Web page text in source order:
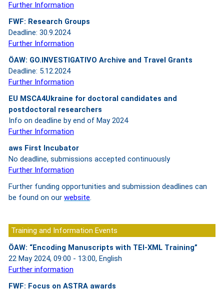
Further Information
FWF: Research Groups
Deadline: 30.9.2024
Further Information
ÖAW: GO.INVESTIGATIVO Archive and Travel Grants
Deadline: 5.12.2024
Further Information
EU MSCA4Ukraine for doctoral candidates and
postdoctoral researchers
Info on deadline by end of May 2024
Further Information
aws First Incubator
No deadline, submissions accepted continuously
Further Information
Further funding opportunities and submission deadlines can
be found on our website.
Training and Information Events
ÖAW: “Encoding Manuscripts with TEI-XML Training”
22 May 2024, 09:00 - 13:00, English
Further information
FWF: Focus on ASTRA awards